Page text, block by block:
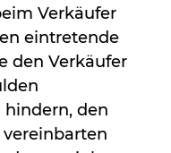
Verkäufer
eintretende
den Verkäufer
den